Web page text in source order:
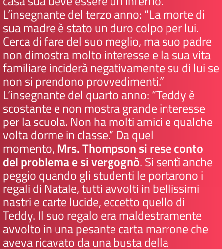
L’insegnante del terzo anno: “La morte di
sua madre è stato un duro colpo per lui.
Cerca di fare del suo meglio, ma suo padre
non dimostra molto interesse e la sua vita
familiare inciderà negativamente su di lui se
non si prendono provvedimenti.”
L’insegnante del quarto anno: “Teddy è
scostante e non mostra grande interesse
per la scuola. Non ha molti amici e qualche
volta dorme in classe.” Da quel
momento, Mrs. Thompson si rese conto
del problema e si vergognò. Si sentì anche
peggio quando gli studenti le portarono i
regali di Natale, tutti avvolti in bellissimi
nastri e carte lucide, eccetto quello di
Teddy. Il suo regalo era maldestramente
avvolto in una pesante carta marrone che
aveva ricavato da una busta della